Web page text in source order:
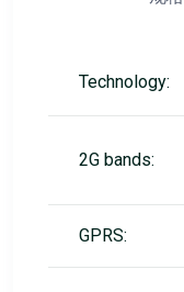
Technology:
2G bands:
GPRS: